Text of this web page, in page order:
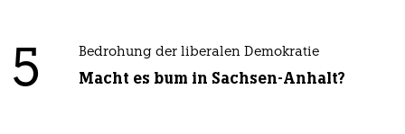
5 Bedrohung der liberalen Demokratie
Macht es bum in Sachsen-Anhalt?